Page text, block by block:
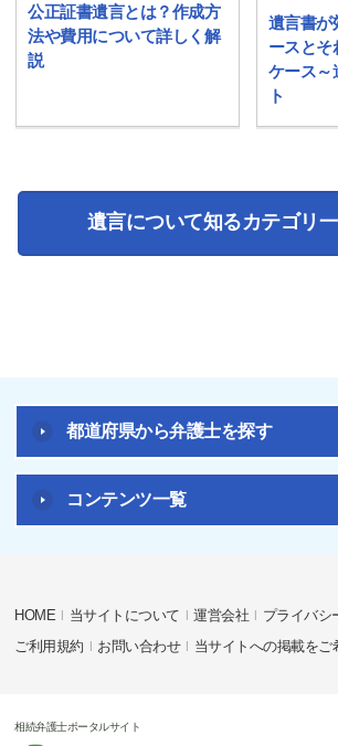
公正証書遺言とは？作成方
法や費用について詳しく解
説
遺言書が
ースとそ
ケース～
ト
遺言について知るカテゴリ
都道府県から弁護士を探す
コンテンツ一覧
HOME 当サイトについて 運営会社
プライバシ
ご利用規約
お問い合わせ 当サイトへの掲載を
相続弁護士ポータルサイト